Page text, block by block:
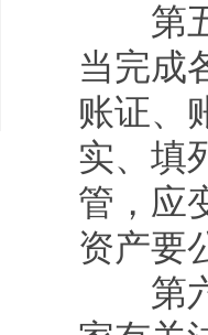
第五
当完成
账证、
实、填
管，应
资产要
第六